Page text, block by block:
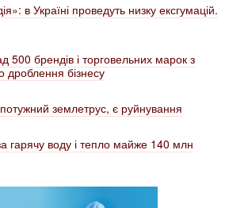
в Україні проведуть низку ексгумацій.
500 брендів і торговельних марок з
дроблення бізнесу
землетрус, є руйнування
гарячу воду і тепло майже 140 млн